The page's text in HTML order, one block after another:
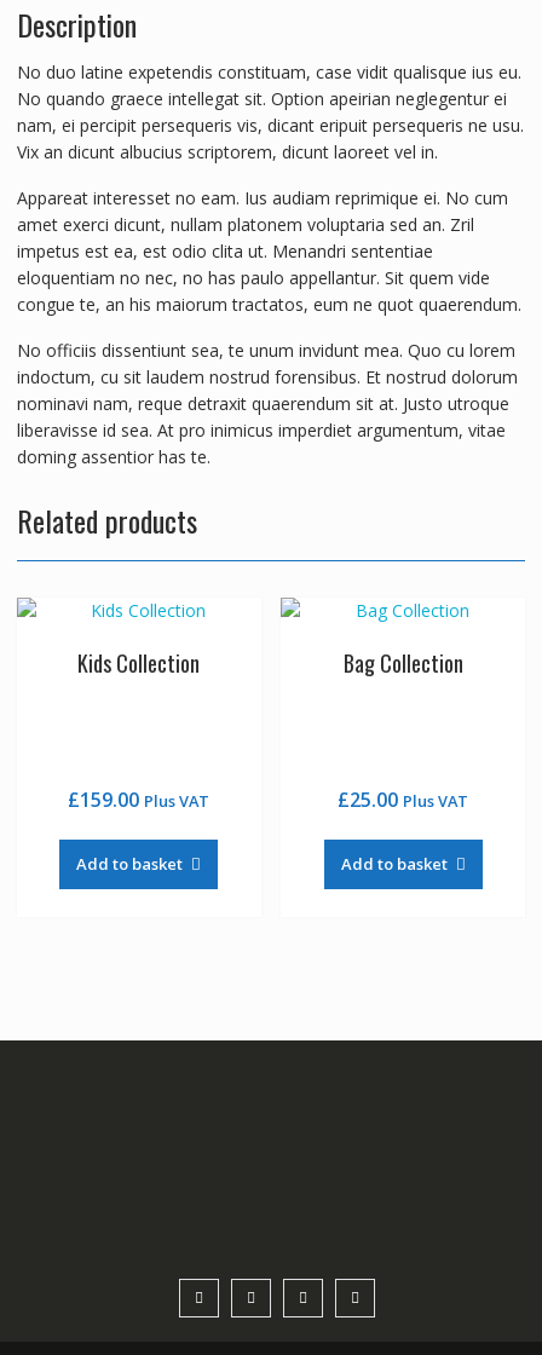
Description
No duo latine expetendis constituam, case vidit qualisque ius eu.
No quando graece intellegat sit. Option apeirian neglegentur ei
nam, ei percipit persequeris vis, dicant eripuit persequeris ne usu.
Vix an dicunt albucius scriptorem, dicunt laoreet vel in.
Appareat interesset no eam. Ius audiam reprimique ei. No cum
amet exerci dicunt, nullam platonem voluptaria sed an. Zril
impetus est ea, est odio clita ut. Menandri sententiae
eloquentiam no nec, no has paulo appellantur. Sit quem vide
congue te, an his maiorum tractatos, eum ne quot quaerendum.
No officiis dissentiunt sea, te unum invidunt mea. Quo cu lorem
indoctum, cu sit laudem nostrud forensibus. Et nostrud dolorum
nominavi nam, reque detraxit quaerendum sit at. Justo utroque
liberavisse id sea. At pro inimicus imperdiet argumentum, vitae
doming assentior has te.
Related products
Kids Collection
£159.00 Plus VAT
Add to basket
Bag Collection
£25.00 Plus VAT
Add to basket